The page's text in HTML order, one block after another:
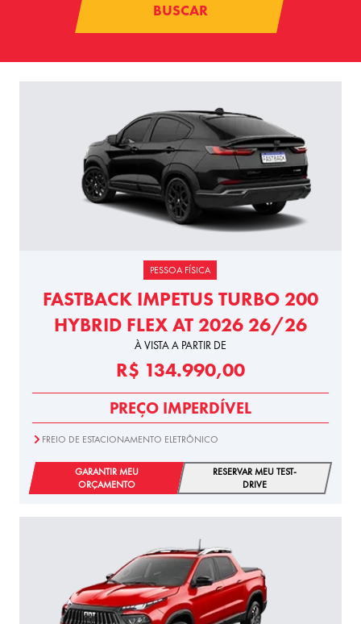
BUSCAR
PESSOA FÍSICA
FASTBACK IMPETUS TURBO 200
HYBRID FLEX AT 2026 26/26
À VISTA A PARTIR DE
R$ 134.990,00
PREÇO IMPERDÍVEL
FREIO DE ESTACIONAMENTO ELETRÔNICO
GARANTIR MEU
ORÇAMENTO
RESERVAR MEU TEST-
DRIVE